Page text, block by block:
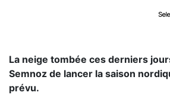
La neige tombée ces derniers
Semnoz de lancer la saison
prévu.